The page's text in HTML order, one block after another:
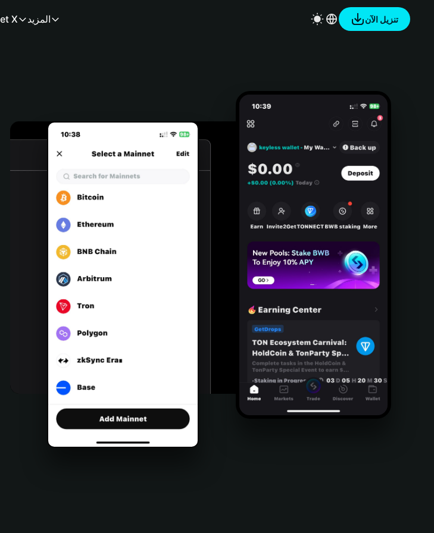
X المزيد تنزيل الآن